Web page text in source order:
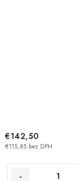
€115,85 bez DPH
€142,50